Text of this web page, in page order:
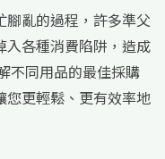
亂的過程，許多準父
入各種消費陷阱，造成
不同用品的最佳採購
您更輕鬆、更有效率地